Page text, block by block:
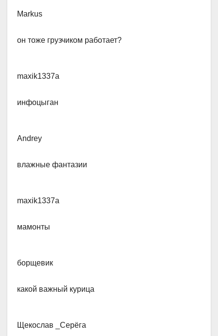
Markus​
он тоже грузчиком работает?
maxik1337a
​инфоцыган
Andrey
​влажные фантазии
maxik1337a
​мамонты
борщевик​
какой важный курица
Щекослав _​Серёга